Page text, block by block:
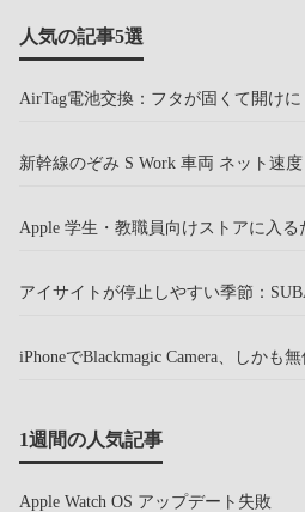
人気の記事5選
AirTag電池交換：フタが固くて開けに
新幹線のぞみ S Work 車両 ネット速
Apple 学生・教職員向けストアに入
アイサイトが停止しやすい季節：
iPhoneでBlackmagic Camera、しかも
1週間の人気記事
Apple Watch OS アップデート失敗